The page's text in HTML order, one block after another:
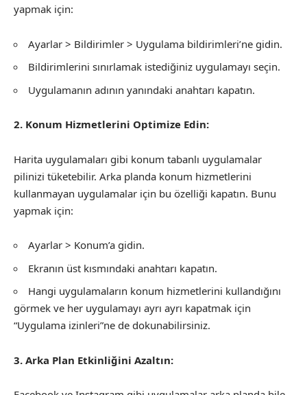
yapmak için:
Ayarlar > Bildirimler > Uygulama bildirimleri’ne gidin.
Bildirimlerini sınırlamak istediğiniz uygulamayı seçin.
Uygulamanın adının yanındaki anahtarı kapatın.
2. Konum Hizmetlerini Optimize Edin:
Harita uygulamaları gibi konum tabanlı uygulamalar
pilinizi tüketebilir. Arka planda konum hizmetlerini
kullanmayan uygulamalar için bu özelliği kapatın. Bunu
yapmak için:
Ayarlar > Konum’a gidin.
Ekranın üst kısmındaki anahtarı kapatın.
Hangi uygulamaların konum hizmetlerini kullandığını
görmek ve her uygulamayı ayrı ayrı kapatmak için
“Uygulama izinleri”ne de dokunabilirsiniz.
3. Arka Plan Etkinliğini Azaltın: